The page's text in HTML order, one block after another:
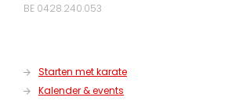
BE 0428.240.053
Starten met karate
Kalender & events